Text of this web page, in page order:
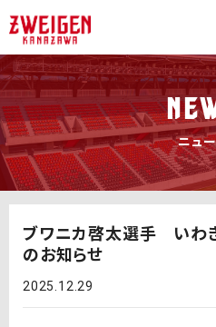
ニュ
ブワニカ啓太選手 いわ
のお知らせ
2025.12.29